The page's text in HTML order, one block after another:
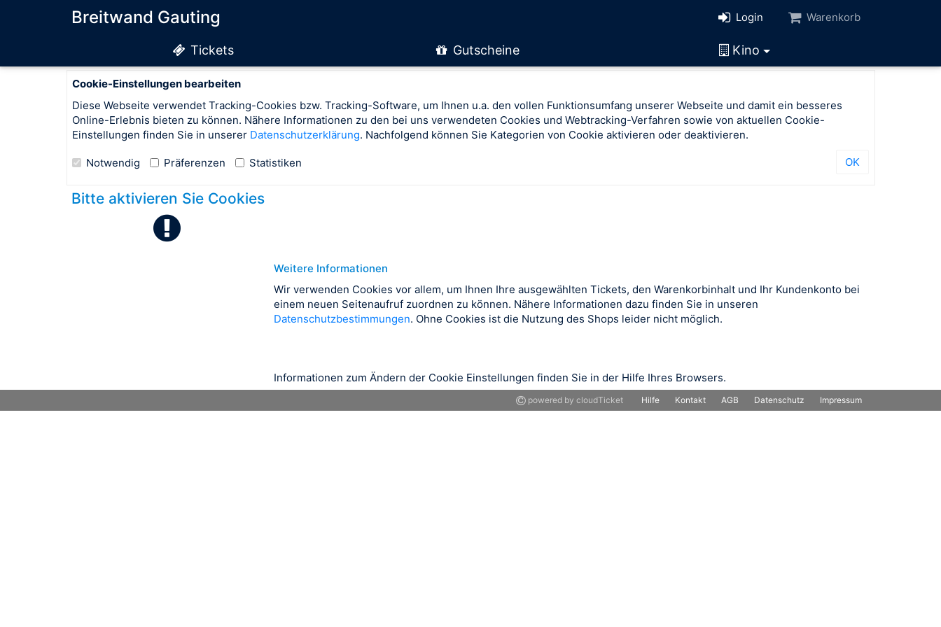
Breitwand Gauting Login Warenkorb
Tickets Gutscheine Kino
Cookie-Einstellungen bearbeiten
Diese Webseite verwendet Tracking-Cookies bzw. Tracking-Software, um Ihnen u.a. den vollen Funktionsumfang unserer Webseite und damit ein besseres
Online-Erlebnis bieten zu können. Nähere Informationen zu den bei uns verwendeten Cookies und Webtracking-Verfahren sowie von aktuellen Cookie-
Einstellungen finden Sie in unserer Datenschutzerklärung. Nachfolgend können Sie Kategorien von Cookie aktivieren oder deaktivieren.
Notwendig Präferenzen Statistiken OK
Bitte aktivieren Sie Cookies
Weitere Informationen
Wir verwenden Cookies vor allem, um Ihnen Ihre ausgewählten Tickets, den Warenkorbinhalt und Ihr Kundenkonto bei
einem neuen Seitenaufruf zuordnen zu können. Nähere Informationen dazu finden Sie in unseren
Datenschutzbestimmungen. Ohne Cookies ist die Nutzung des Shops leider nicht möglich.
Informationen zum Ändern der Cookie Einstellungen finden Sie in der Hilfe Ihres Browsers.
powered by cloudTicket Hilfe Kontakt AGB Datenschutz Impressum